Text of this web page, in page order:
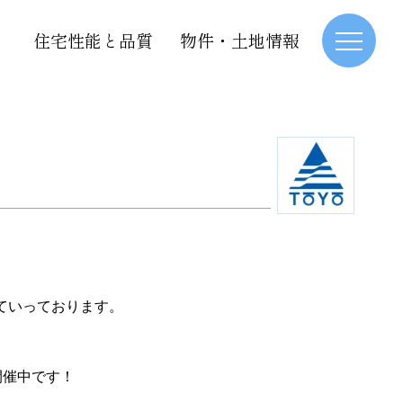
住宅性能と品質 物件・土地情報
っております。
中です！